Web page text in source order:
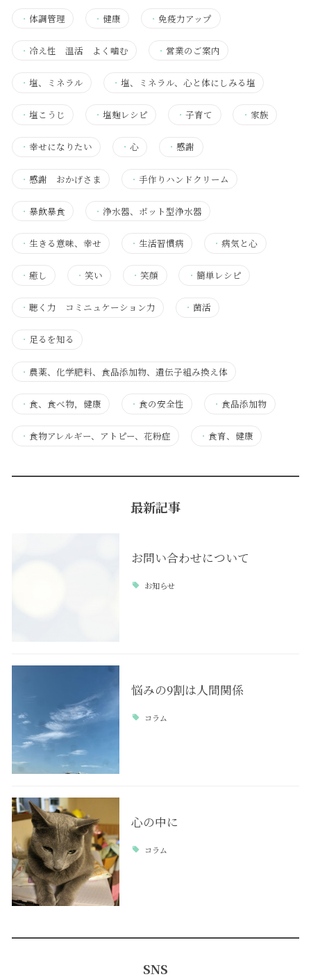
・ 体調管理 ・健康 ・ 免疫力アップ
・ 冷え性 温活 よく噛む ・営業のご案内
・ 塩、ミネラル ・塩、ミネラル、心と体にしみる塩
・ 塩こうじ ・塩麹レシピ ・子育て ・ 家族
・ 幸せになりたい ・心 ・感謝
・ 感謝 おかげさま ・手作りハンドクリーム
・ 暴飲暴食 ・浄水器、ポット型浄水器
・ 生きる意味、幸せ ・生活習慣病 ・病気と心
・ 癒し ・笑い ・笑顔 ・ 簡単レシピ
・ 聴く力 コミニュケーション力 ・菌活
・ 足るを知る
・ 農薬、化学肥料、食品添加物、遺伝子組み換え体
・ 食、食べ物，健康 ・ 食の安全性 ・ 食品添加物
・ 食物アレルギー、アトピー、花粉症 ・ 食育、健康
最新記事
お問い合わせについて
お知らせ
悩みの9割は人間関係
コラム
心の中に
コラム
SNS